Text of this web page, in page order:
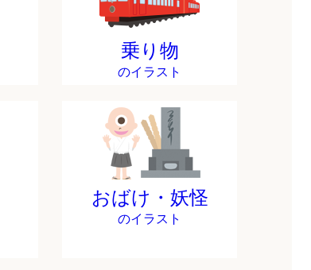
乗り物
のイラスト
おばけ・妖怪
のイラスト